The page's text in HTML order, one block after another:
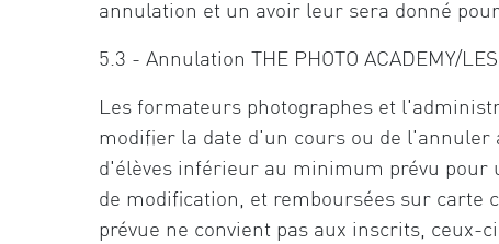
annulation et un avoir leur sera donné
5.3 - Annulation THE PHOTO ACADEMY/
Les formateurs photographes et
modifier la date d'un cours ou de l'annuler
d'élèves inférieur au minimum prévu pour
de modification, et remboursées sur carte
prévue ne convient pas aux inscrits, ceux-